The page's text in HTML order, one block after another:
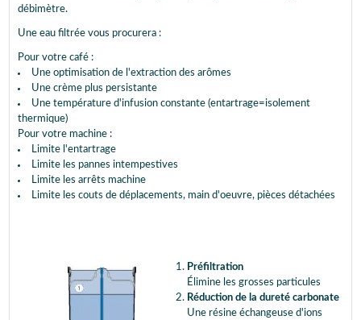
débimètre.
Une eau filtrée vous procurera :
Pour votre café :
Une optimisation de l'extraction des arômes
Une crème plus persistante
Une température d'infusion constante (entartrage=isolement
thermique)
Pour votre machine :
Limite l'entartrage
Limite les pannes intempestives
Limite les arrêts machine
Limite les couts de déplacements, main d'oeuvre, pièces détachées
Préfiltration
Élimine les grosses particules
Réduction de la dureté carbonate
Une résine échangeuse d'ions